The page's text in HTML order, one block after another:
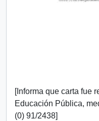
[Informa que carta fue
Educación Pública,
(0) 91/2438]